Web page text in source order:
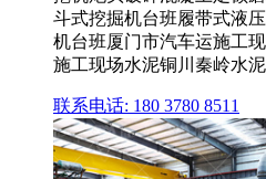
斗式挖掘机台班履带式液
机台班厦门市汽车运施工
施工现场水泥铜川秦岭水
联系电话: 180 3780 8511